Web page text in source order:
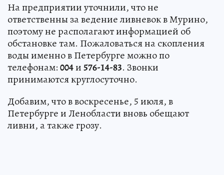
На предприятии уточнили, что не
ответственны за ведение ливневок в Мурино,
поэтому не располагают информацией об
обстановке там. Пожаловаться на скопления
воды именно в Петербурге можно по
телефонам:004и576-14-83. Звонки
принимаются круглосуточно.
Добавим, что в воскресенье, 5 июля, в
Петербурге и Ленобласти вновь обещают
ливни, а также грозу.